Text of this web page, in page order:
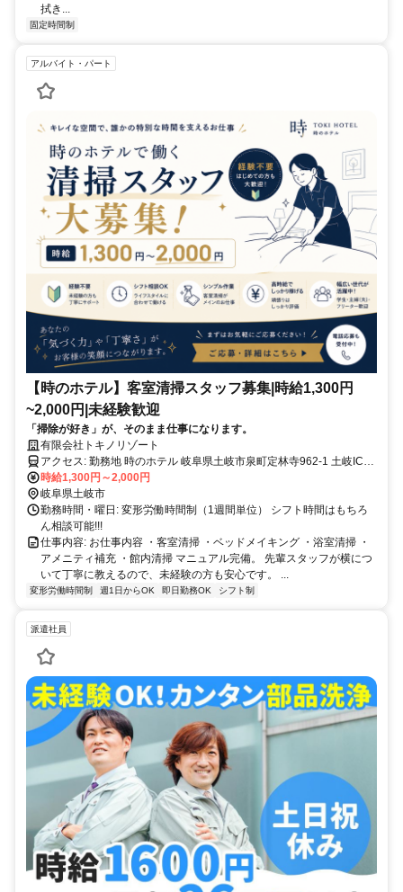
拭き...
固定時間制
アルバイト・パート
【時のホテル】客室清掃スタッフ募集|時給1,300円
~2,000円|未経験歓迎
「掃除が好き」が、そのまま仕事になります。
有限会社トキノリゾート
アクセス: 勤務地 時のホテル 岐阜県土岐市泉町定林寺962-1 土岐ICか
ら車で約5分 無料駐車場完備
時給1,300円～2,000円
岐阜県土岐市
勤務時間・曜日: 変形労働時間制（1週間単位） シフト時間はもちろ
ん相談可能!!!
仕事内容: お仕事内容 ・客室清掃 ・ベッドメイキング ・浴室清掃 ・
アメニティ補充 ・館内清掃 マニュアル完備。 先輩スタッフが横につ
いて丁寧に教えるので、未経験の方も安心です。 ...
変形労働時間制 週1日からOK 即日勤務OK シフト制
派遣社員